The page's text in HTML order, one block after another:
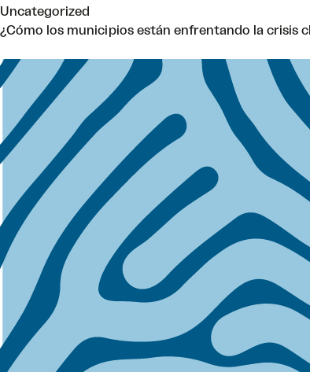
Uncategorized
¿Cómo los municipios están enfrentando la crisis